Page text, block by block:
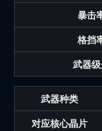
暴击
格挡
武器
武器种类
对应核心晶片